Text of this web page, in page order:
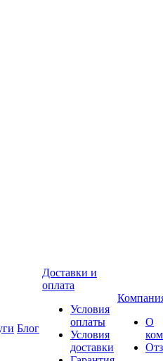
Блог
Доставки и
оплата
Условия
оплаты
Условия
доставки
О